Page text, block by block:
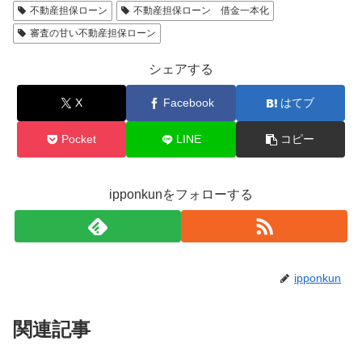
不動産担保ローン
不動産担保ローン 借金一本化
審査の甘い不動産担保ローン
シェアする
X Facebook はてブ
Pocket LINE コピー
ipponkunをフォローする
ipponkun
関連記事